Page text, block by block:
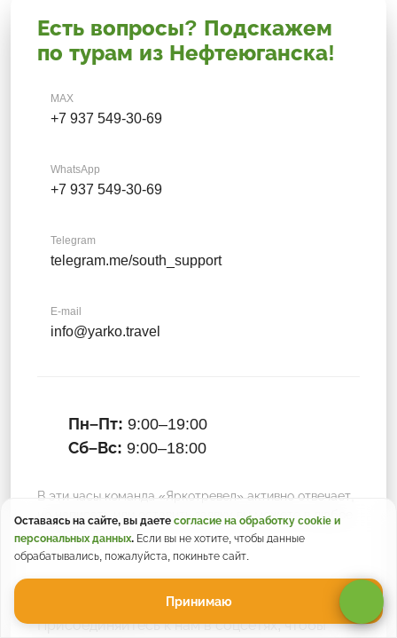
Есть вопросы? Подскажем
по турам из Нефтеюганска!
MAX
+7 937 549-30-69
WhatsApp
+7 937 549-30-69
Telegram
telegram.me/south_support
E-mail
info@yarko.travel
Пн–Пт: 9:00–19:00
Сб–Вс: 9:00–18:00
В эти часы команда «Яркотревел» активно отвечает,
но написать или оставить заявку вы можете в любое
время суток :)
Присоединяйтесь к нам в соцсетях, чтобы
Оставаясь на сайте, вы даете согласие на обработку cookie и
персональных данных. Если вы не хотите, чтобы данные
обрабатывались, пожалуйста, покиньте сайт.
Принимаю